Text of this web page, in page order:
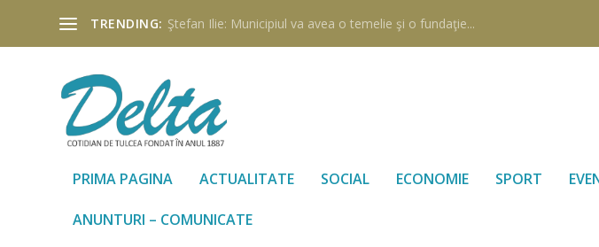
TRENDING: Ştefan Ilie: Municipiul va avea o temelie şi o fundaţie...
PRIMA PAGINA ACTUALITATE SOCIAL ECONOMIE SPORT
ANUNTURI – COMUNICATE